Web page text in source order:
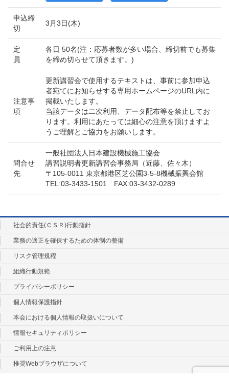
申込締
切
3月3日(木)
定
員
各日 50名(注：応募者数が多い場合、締切前でも募集
を締め切らせて頂きます。)
注意事
項
更新講習会で使用するテキストは、事前に参加申込
者宛てにお知らせする専用ホームページのURL内に
掲載いたします。
当該データは二次利用、データ配布等を禁止してお
ります。利用にあたっては細心の注意を頂けますよ
うご理解とご協力をお願いします。
問合せ
先
一般社団法人日本建設機械施工協会
講習説明者更新講習会事務局（近藤、佐々木）
〒105-0011 東京都港区芝公園3-5-8機械振興会館
TEL:03-3433-1501 FAX:03-3432-0289
社会的責任(ＣＳＲ)行動指針
業務の適正を確保するための体制の整備
リスク管理規程
組織行動規範
プライバシーポリシー
個人情報保護指針
本会における個人情報の取扱いについて
情報セキュリティポリシー
ご利用上の注意
推奨Webブラウザについて